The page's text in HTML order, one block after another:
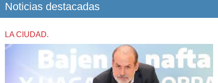
Noticias destacadas
LA CIUDAD.